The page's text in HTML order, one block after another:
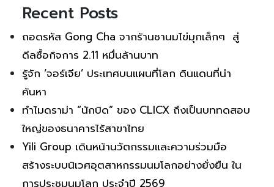
Recent Posts
ถอดรหัส Gong Cha จากร้านชานมไข่มุกเล็กๆ สู่
ดีลซื้อกิจการ 2.11 หมื่นล้านบาท
รู้จัก ‘จอร์เจีย’ ประเทศบนแผนที่โลก ดินแดนที่น่า
ค้นหา
ทำไมดราม่า “นักบิด” ของ CLICX ถึงเป็นบททดสอบ
ใหญ่ของธนาคารไร้สาขาไทย
Yili Group เดินหน้านวัตกรรมและความร่วมมือ
สร้างระบบนิเวศอุตสาหกรรมนมโลกอย่างยั่งยืน ใน
การประชุมนมโลก ประจำปี 2569